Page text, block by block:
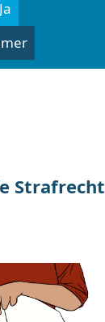
Ja
Strafrecht